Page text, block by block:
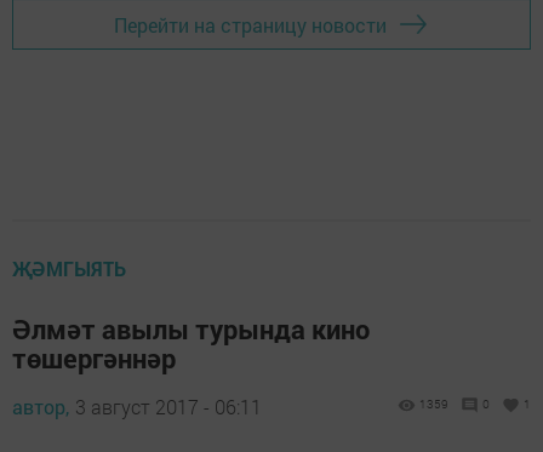
Перейти на страницу новости
ҖӘМГЫЯТЬ
Әлмәт авылы турында кино
төшергәннәр
автор, 3 август 2017 - 06:11 1359 0 1